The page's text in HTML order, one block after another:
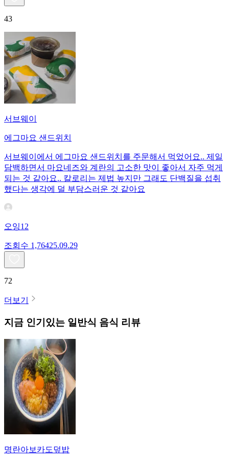
43
서브웨이
에그마요 샌드위치
서브웨이에서 에그마요 샌드위치를 주문해서 먹었어요.. 제일
담백하면서 마요네즈와 계란의 고소한 맛이 좋아서 자주 먹게
되는 것 같아요.. 칼로리는 제법 높지만 그래도 단백질을 섭취
했다는 생각에 덜 부담스러운 것 같아요
오잉12
조회수 1,76425.09.29
72
더보기
지금 인기있는 일반식 음식 리뷰
명란아보카도덮밥